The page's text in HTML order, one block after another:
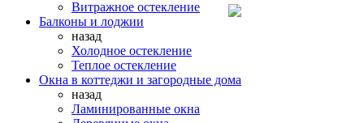
Витражное остекление
Балконы и лоджии
назад
Холодное остекление
Теплое остекление
Окна в коттеджи и загородные дома
назад
Ламинированные окна